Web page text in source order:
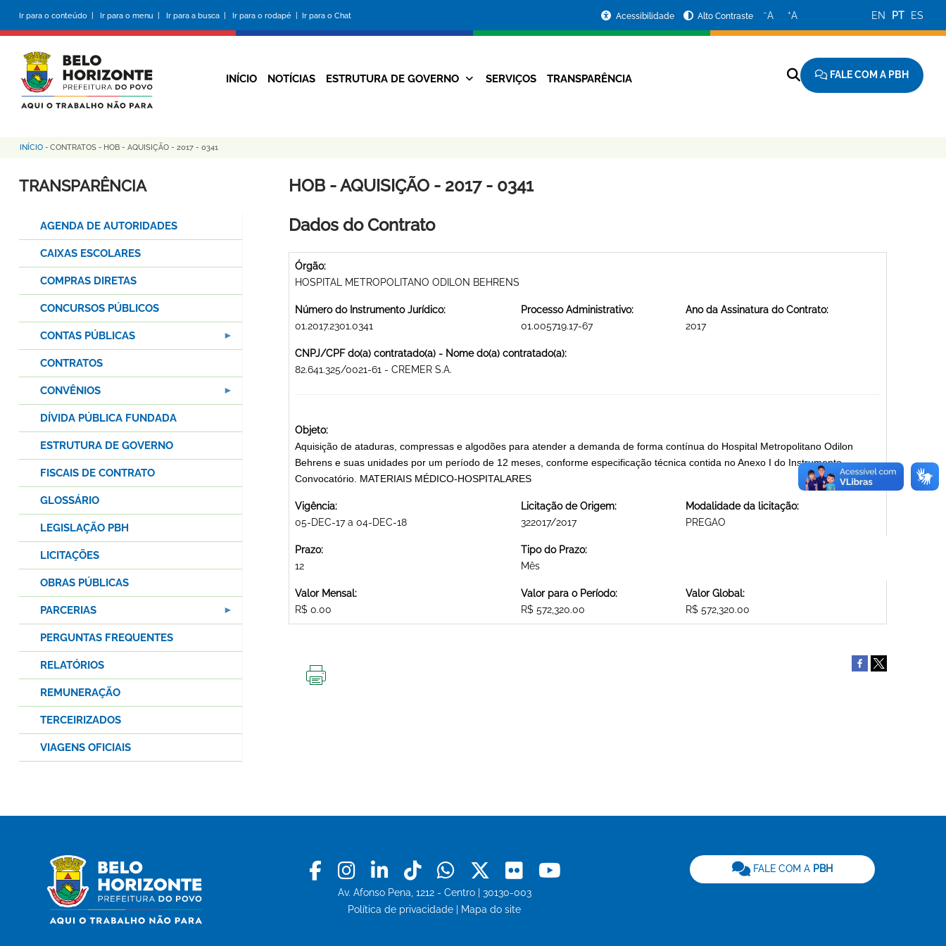
conteúdo
principal
Ir para o conteúdo | Ir para o menu | Ir para a busca | Ir para o rodapé | Ir para o Chat
da
Prefeitura
Acessibilidade Alto Contraste −A +A EN PT ES
Navegação
INÍCIO NOTÍCIAS ESTRUTURA DE GOVERNO SERVIÇOS TRANSPARÊNCIA FALE COM A PBH
Trilha
de
INÍCIO - CONTRATOS - HOB - AQUISIÇÃO - 2017 - 0341
HOB - AQUISIÇÃO - 2017 - 0341
Dados do Contrato
Órgão:
HOSPITAL METROPOLITANO ODILON BEHRENS
Número do Instrumento Jurídico:
01.2017.2301.0341
Processo Administrativo:
01.005719.17-67
Ano da Assinatura do Contrato:
2017
CNPJ/CPF do(a) contratado(a) - Nome do(a) contratado(a):
82.641.325/0021-61 - CREMER S.A.
Objeto:
Aquisição de ataduras, compressas e algodões para atender a demanda de forma contínua do Hospital Metropolitano Odilon
Behrens e suas unidades por um período de 12 meses, conforme especificação técnica contida no Anexo I do Instrumento
Convocatório. MATERIAIS MÉDICO-HOSPITALARES
Vigência:
05-DEC-17 a 04-DEC-18
Licitação de Origem:
322017/2017
Modalidade da licitação:
PREGAO
Prazo:
12
Tipo do Prazo:
Mês
Valor Mensal:
R$ 0.00
Valor para o Período:
R$ 572,320.00
Valor Global:
R$ 572,320.00
TRANSPARÊNCIA
AGENDA DE AUTORIDADES
CAIXAS ESCOLARES
COMPRAS DIRETAS
CONCURSOS PÚBLICOS
CONTAS PÚBLICAS
CONTRATOS
CONVÊNIOS
DÍVIDA PÚBLICA FUNDADA
ESTRUTURA DE GOVERNO
FISCAIS DE CONTRATO
GLOSSÁRIO
LEGISLAÇÃO PBH
LICITAÇÕES
OBRAS PÚBLICAS
PARCERIAS
PERGUNTAS FREQUENTES
RELATÓRIOS
REMUNERAÇÃO
TERCEIRIZADOS
VIAGENS OFICIAIS
Facebook
Instagram
LinkedinTiktokWhatsapp
X Flickr
Av. Afonso Pena, 1212 - Centro | 30130-003
Política de privacidade
Mapa do site
FALE COM A PBH